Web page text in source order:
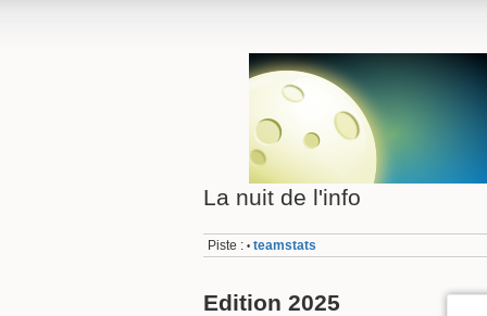
La nuit de l'info
Piste : • teamstats
Edition 2025